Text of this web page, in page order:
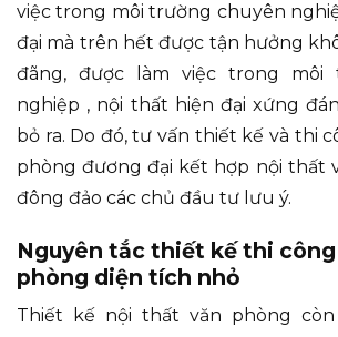
việc trong môi trường chuyên
đại mà trên hết được tận hưởng
đãng, được làm việc trong môi
nghiệp , nội thất hiện đại xứng
bỏ ra. Do đó, tư vấn thiết kế và thi
phòng đương đại kết hợp nội thất
đông đảo các chủ đầu tư lưu ý.
Nguyên tắc thiết kế thi
phòng diện tích nhỏ
Thiết kế nội thất văn phòng